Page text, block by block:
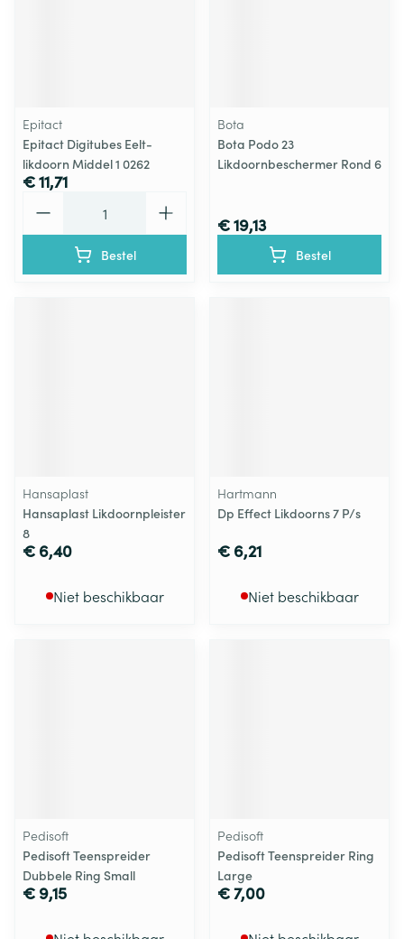
Epitact
Epitact Digitubes Eelt-
likdoorn Middel 1 0262
€ 11,71
Bestel
Bota
Bota Podo 23
Likdoornbeschermer Rond 6
€ 19,13
Bestel
Hansaplast
Hansaplast Likdoornpleister
8
€ 6,40
Niet beschikbaar
Hartmann
Dp Effect Likdoorns 7 P/s
€ 6,21
Niet beschikbaar
Pedisoft
Pedisoft Teenspreider
Dubbele Ring Small
€ 9,15
Pedisoft
Pedisoft Teenspreider Ring
Large
€ 7,00